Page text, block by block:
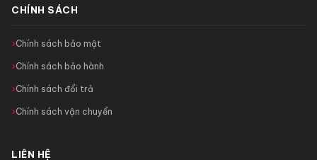
CHÍNH SÁCH
Chính sách bảo mật
Chính sách bảo hành
Chính sách đổi trả
Chính sách vận chuyển
LIÊN HỆ